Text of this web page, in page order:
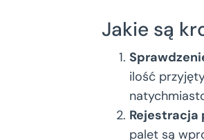
Jakie są
ilość
Rejestracja
palet są